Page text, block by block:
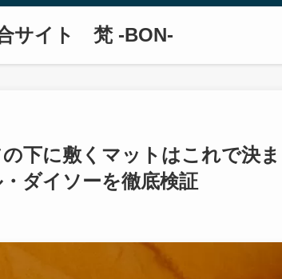
サイト 梵 -BON-
下に敷くマットはこれで決
ダイソーを徹底検証